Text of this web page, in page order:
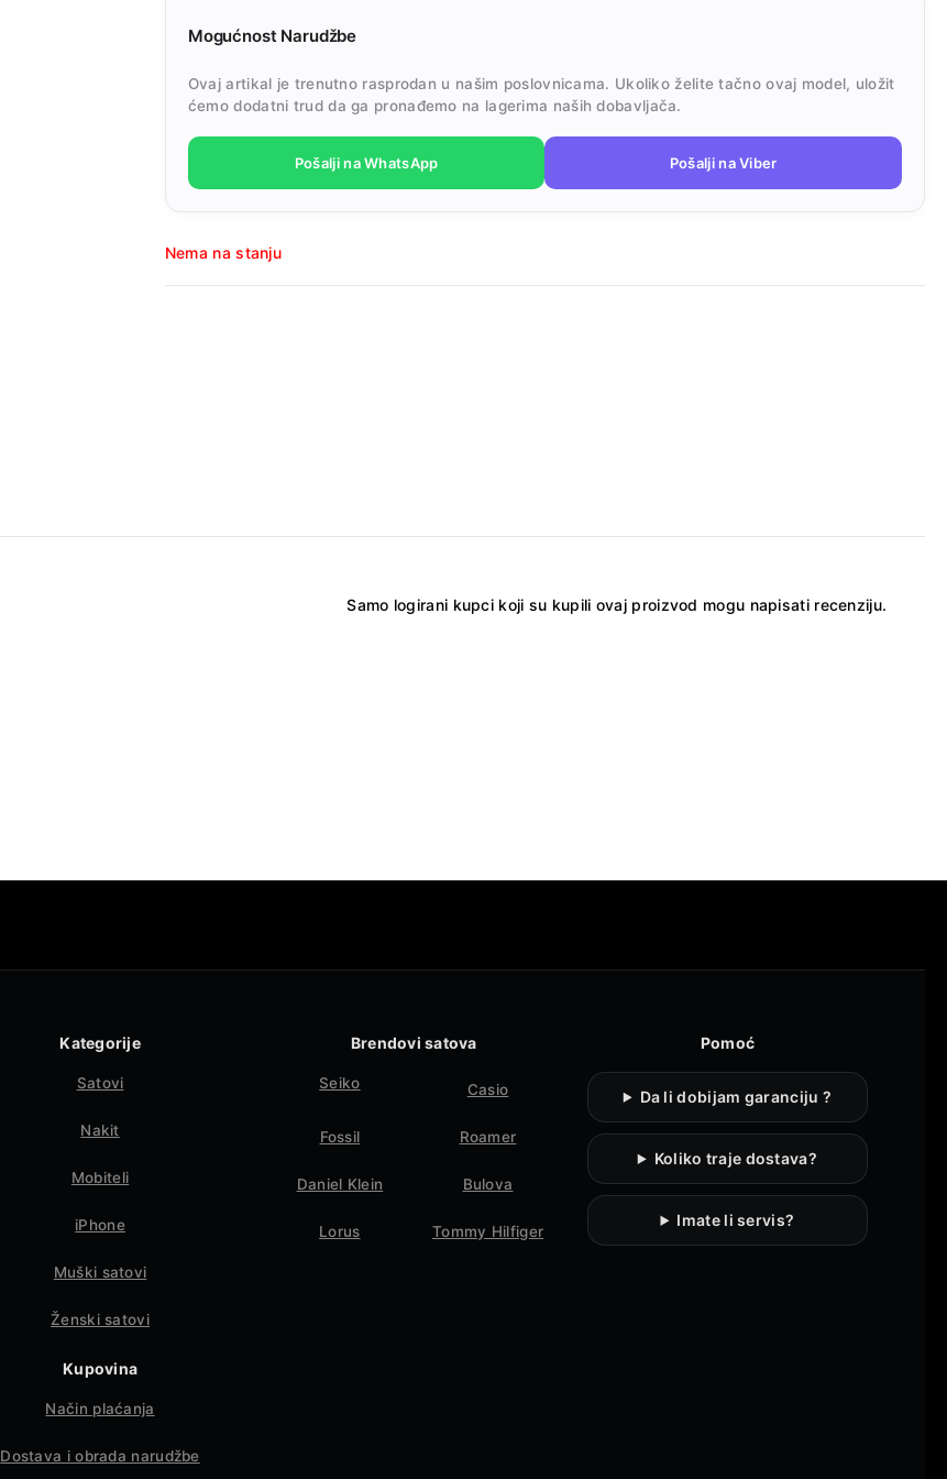
Mogućnost Narudžbe
Ovaj artikal je trenutno rasprodan u našim poslovnicama. Ukoliko želite tačno ovaj model, uložit
ćemo dodatni trud da ga pronađemo na lagerima naših dobavljača.
Pošalji na WhatsApp Pošalji na Viber
Nema na stanju
Samo logirani kupci koji su kupili ovaj proizvod mogu napisati recenziju.
Kategorije
Satovi
Nakit
Mobiteli
iPhone
Muški satovi
Ženski satovi
Kupovina
Način plaćanja
Dostava i obrada narudžbe
Brendovi satova
Seiko Casio
Fossil Roamer
Daniel Klein Bulova
Lorus Tommy Hilfiger
Pomoć
Da li dobijam garanciju ?
Koliko traje dostava?
Imate li servis?